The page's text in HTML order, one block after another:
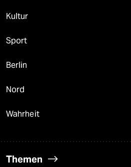
Kultur
Sport
Berlin
Nord
Wahrheit
Themen